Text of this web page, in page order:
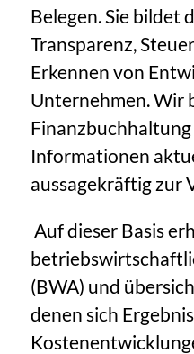
Belegen. Sie bildet
Transparenz,
Erkennen von
Unternehmen. Wir
Finanzbuchhaltung
Informationen
aussagekräftig zur
Auf dieser Basis
(BWA) und
denen sich